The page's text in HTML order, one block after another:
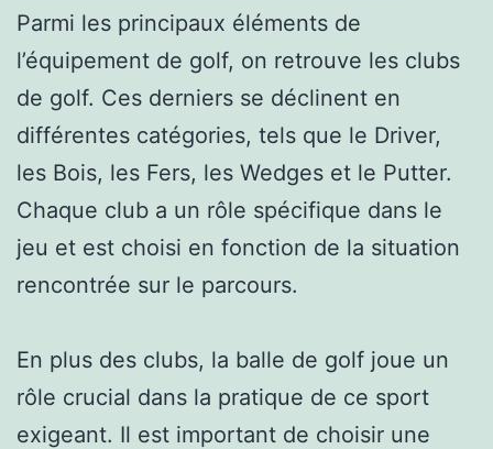
Parmi les principaux éléments de
l’équipement de golf, on retrouve les clubs
de golf. Ces derniers se déclinent en
différentes catégories, tels que le Driver,
les Bois, les Fers, les Wedges et le Putter.
Chaque club a un rôle spécifique dans le
jeu et est choisi en fonction de la situation
rencontrée sur le parcours.
En plus des clubs, la balle de golf joue un
rôle crucial dans la pratique de ce sport
exigeant. Il est important de choisir une